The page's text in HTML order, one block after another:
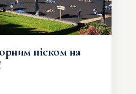
піском на